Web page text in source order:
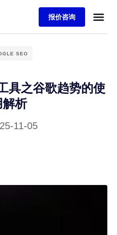
报价咨询
SEO
具之谷歌趋势的使
解析
11-05